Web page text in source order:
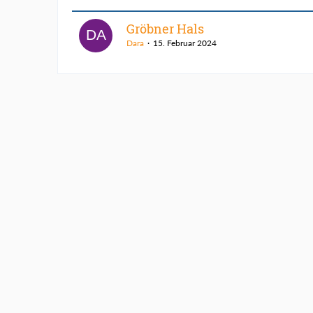
Gröbner Hals
Dara 15. Februar 2024